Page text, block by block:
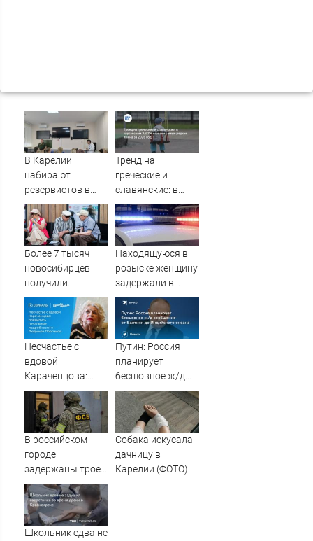
В Карелии
набирают
резервистов в
огневые группы
(ФОТО)
Тренд на
греческие и
славянские: в
курганском ЗАГСе
назвали самые
редкие имена за
2026 год
Более 7 тысяч
новосибирцев
получили
прибавку к
пенсии от СФР
Находящуюся в
розыске женщину
задержали в
Мурманске
Несчастье с
вдовой
Караченцова:
появились
печальные
подробности о
Людмиле
Путин: Россия
планирует
бесшовное ж/д
сообщение от
Балтики до
Индийского
океана
В российском
городе
задержаны трое
подростков,
готовивших
теракт против
военных
Собака искусала
дачницу в
Карелии (ФОТО)
Школьник едва не